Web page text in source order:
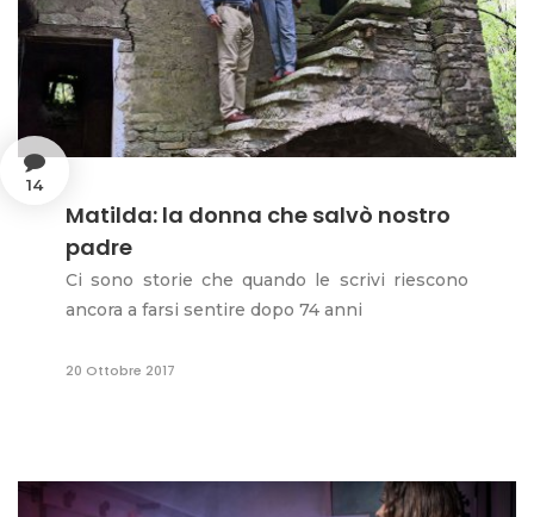
14
Matilda: la donna che salvò nostro
padre
Ci sono storie che quando le scrivi riescono
ancora a farsi sentire dopo 74 anni
20 Ottobre 2017